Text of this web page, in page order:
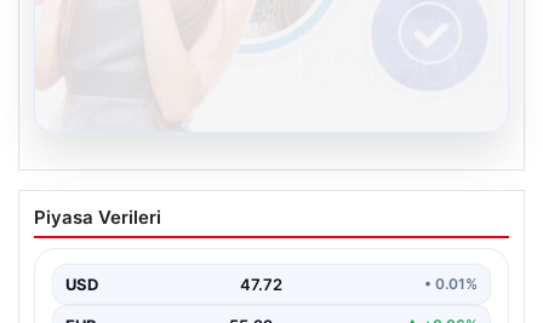
Kelebek sohbet platformu İle Dijital
İletişimin Güvenli Adresi Ve Chat
İnternet çağında insanların güvenli bir biçimde bağlantı
Piyasa Verileri
USD 47.72 • 0.01%